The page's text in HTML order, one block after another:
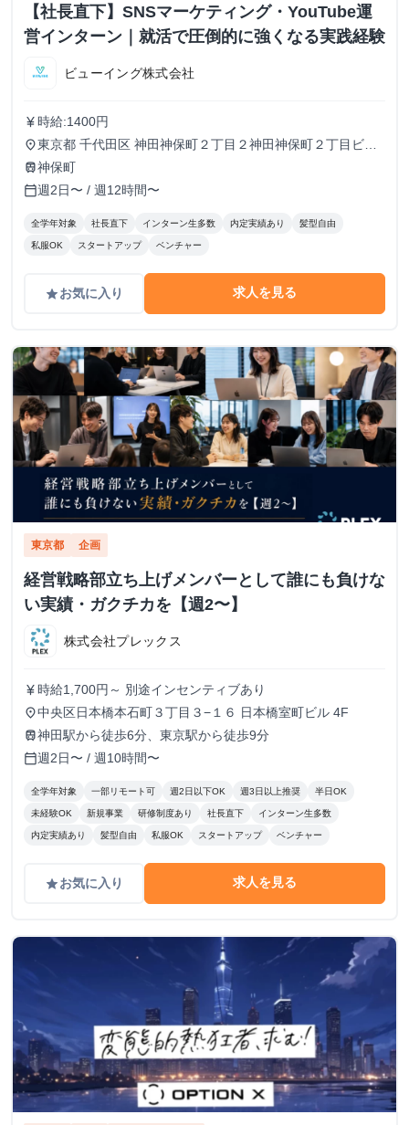
【社長直下】SNSマーケティング・YouTube運
営インターン｜就活で圧倒的に強くなる実践経験
ビューイング株式会社
currency_yen 時給:1400円
place東京都 千代田区 神田神保町２丁目２神田神保町２丁目ビル
５０２号室
train神保町
calendar_today週2日〜 / 週12時間〜
全学年対象 社長直下 インターン生多数 内定実績あり 髪型自由
私服OK スタートアップ ベンチャー
gradeお気に入り 求人を見る
東京都 企画
経営戦略部立ち上げメンバーとして誰にも負けな
い実績・ガクチカを【週2〜】
株式会社プレックス
currency_yen 時給1,700円～ 別途インセンティブあり
place中央区日本橋本石町３丁目３−１６ 日本橋室町ビル 4F
train神田駅から徒歩6分、東京駅から徒歩9分
calendar_today週2日〜 / 週10時間〜
全学年対象 一部リモート可 週2日以下OK 週3日以上推奨 半日OK
未経験OK 新規事業 研修制度あり 社長直下 インターン生多数
内定実績あり 髪型自由 私服OK スタートアップ ベンチャー
gradeお気に入り 求人を見る